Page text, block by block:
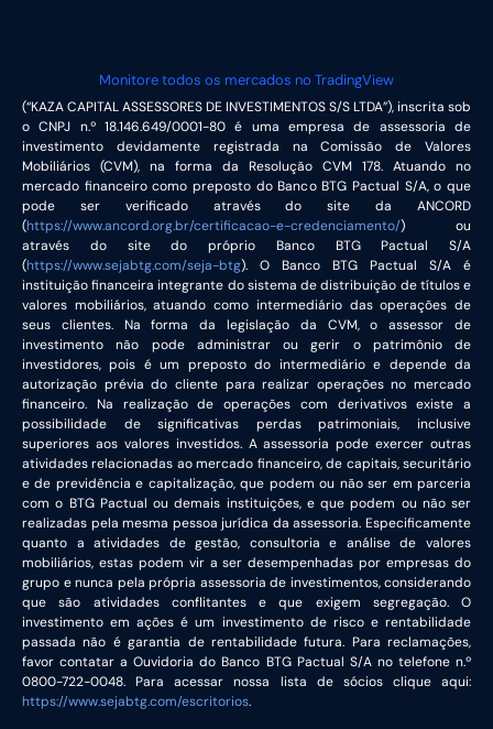
Monitore todos os mercados no TradingView
(“KAZA CAPITAL ASSESSORES DE INVESTIMENTOS S/S LTDA”), inscrita sob
o CNPJ n.º 18.146.649/0001-80 é uma empresa de assessoria de
investimento devidamente registrada na Comissão de Valores
Mobiliários (CVM), na forma da Resolução CVM 178. Atuando no
mercado financeiro como preposto do Banco BTG Pactual S/A, o que
pode ser verificado através do site da ANCORD
(https://www.ancord.org.br/certificacao-e-credenciamento/) ou
através do site do próprio Banco BTG Pactual S/A
(https://www.sejabtg.com/seja-btg). O Banco BTG Pactual S/A é
instituição financeira integrante do sistema de distribuição de títulos e
valores mobiliários, atuando como intermediário das operações de
seus clientes. Na forma da legislação da CVM, o assessor de
investimento não pode administrar ou gerir o patrimônio de
investidores, pois é um preposto do intermediário e depende da
autorização prévia do cliente para realizar operações no mercado
financeiro. Na realização de operações com derivativos existe a
possibilidade de significativas perdas patrimoniais, inclusive
superiores aos valores investidos. A assessoria pode exercer outras
atividades relacionadas ao mercado financeiro, de capitais, securitário
e de previdência e capitalização, que podem ou não ser em parceria
com o BTG Pactual ou demais instituições, e que podem ou não ser
realizadas pela mesma pessoa jurídica da assessoria. Especificamente
quanto a atividades de gestão, consultoria e análise de valores
mobiliários, estas podem vir a ser desempenhadas por empresas do
grupo e nunca pela própria assessoria de investimentos, considerando
que são atividades conflitantes e que exigem segregação. O
investimento em ações é um investimento de risco e rentabilidade
passada não é garantia de rentabilidade futura. Para reclamações,
favor contatar a Ouvidoria do Banco BTG Pactual S/A no telefone n.º
0800-722-0048. Para acessar nossa lista de sócios clique aqui:
https://www.sejabtg.com/escritorios.